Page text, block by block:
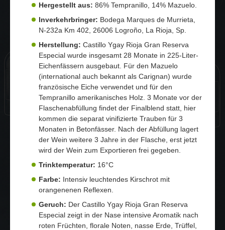
Hergestellt aus: 86% Tempranillo, 14% Mazuelo.
Inverkehrbringer: Bodega Marques de Murrieta,
N-232a Km 402, 26006 Logroño, La Rioja, Sp.
Herstellung: Castillo Ygay Rioja Gran Reserva
Especial wurde insgesamt 28 Monate in 225-Liter-
Eichenfässern ausgebaut. Für den Mazuelo
(international auch bekannt als Carignan) wurde
französische Eiche verwendet und für den
Tempranillo amerikanisches Holz. 3 Monate vor der
Flaschenabfüllung findet der Finalblend statt, hier
kommen die separat vinifizierte Trauben für 3
Monaten in Betonfässer. Nach der Abfüllung lagert
der Wein weitere 3 Jahre in der Flasche, erst jetzt
wird der Wein zum Exportieren frei gegeben.
Trinktemperatur: 16°C
Farbe: Intensiv leuchtendes Kirschrot mit
orangenenen Reflexen.
Geruch: Der Castillo Ygay Rioja Gran Reserva
Especial zeigt in der Nase intensive Aromatik nach
roten Früchten, florale Noten, nasse Erde, Trüffel,